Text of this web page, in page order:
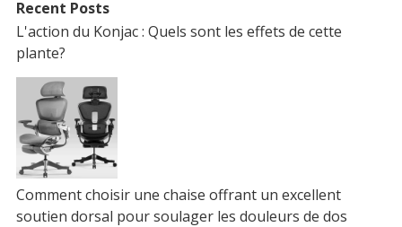
Recent Posts
L'action du Konjac : Quels sont les effets de cette
plante?
Comment choisir une chaise offrant un excellent
soutien dorsal pour soulager les douleurs de dos